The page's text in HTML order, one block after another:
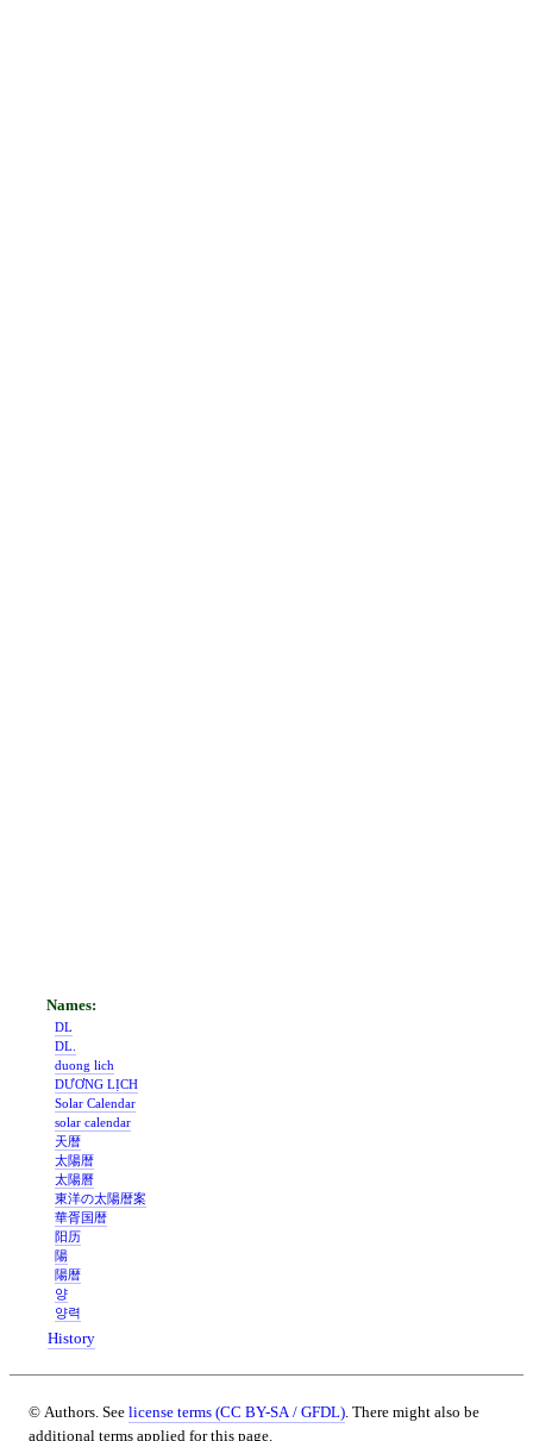
DL
DL.
duong lich
DƯƠNG LỊCH
Solar Calendar
solar calendar
天暦
太陽暦
太陽曆
東洋の太陽暦案
華胥国暦
阳历
陽
陽暦
양
양력
History
© Authors. See license terms (CC BY-SA / GFDL). There might also be
additional terms applied for this page.